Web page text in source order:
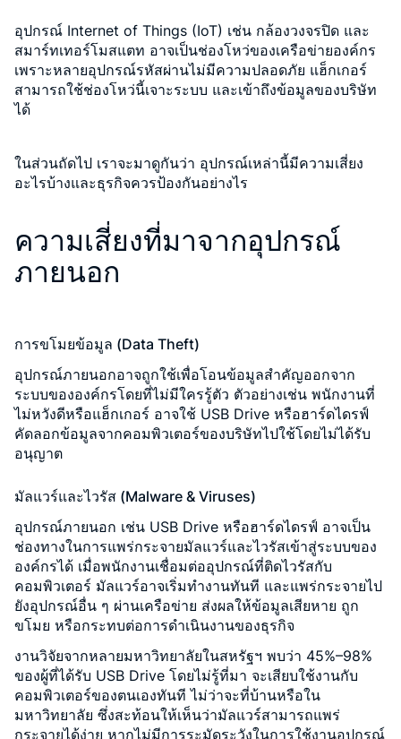
อุปกรณ์ Internet of Things (IoT) เช่น กล้องวงจรปิด และ
สมาร์ทเทอร์โมสแตท อาจเป็นช่องโหว่ของเครือข่ายองค์กร
เพราะหลายอุปกรณ์รหัสผ่านไม่มีความปลอดภัย แฮ็กเกอร์
สามารถใช้ช่องโหว่นี้เจาะระบบ และเข้าถึงข้อมูลของบริษัท
ได้
ในส่วนถัดไป เราจะมาดูกันว่า อุปกรณ์เหล่านี้มีความเสี่ยง
อะไรบ้างและธุรกิจควรป้องกันอย่างไร
ความเสี่ยงที่มาจากอุปกรณ์
ภายนอก
การขโมยข้อมูล (Data Theft)
อุปกรณ์ภายนอกอาจถูกใช้เพื่อโอนข้อมูลสำคัญออกจาก
ระบบขององค์กรโดยที่ไม่มีใครรู้ตัว ตัวอย่างเช่น พนักงานที่
ไม่หวังดีหรือแฮ็กเกอร์ อาจใช้ USB Drive หรือฮาร์ดไดรฟ์
คัดลอกข้อมูลจากคอมพิวเตอร์ของบริษัทไปใช้โดยไม่ได้รับ
อนุญาต
มัลแวร์และไวรัส (Malware & Viruses)
อุปกรณ์ภายนอก เช่น USB Drive หรือฮาร์ดไดรฟ์ อาจเป็น
ช่องทางในการแพร่กระจายมัลแวร์และไวรัสเข้าสู่ระบบของ
องค์กรได้ เมื่อพนักงานเชื่อมต่ออุปกรณ์ที่ติดไวรัสกับ
คอมพิวเตอร์ มัลแวร์อาจเริ่มทำงานทันที และแพร่กระจายไป
ยังอุปกรณ์อื่น ๆ ผ่านเครือข่าย ส่งผลให้ข้อมูลเสียหาย ถูก
ขโมย หรือกระทบต่อการดำเนินงานของธุรกิจ
งานวิจัยจากหลายมหาวิทยาลัยในสหรัฐฯ พบว่า 45%–98%
ของผู้ที่ได้รับ USB Drive โดยไม่รู้ที่มา จะเสียบใช้งานกับ
คอมพิวเตอร์ของตนเองทันที ไม่ว่าจะที่บ้านหรือใน
มหาวิทยาลัย ซึ่งสะท้อนให้เห็นว่ามัลแวร์สามารถแพร่
กระจายได้ง่าย หากไม่มีการระมัดระวังในการใช้งานอุปกรณ์